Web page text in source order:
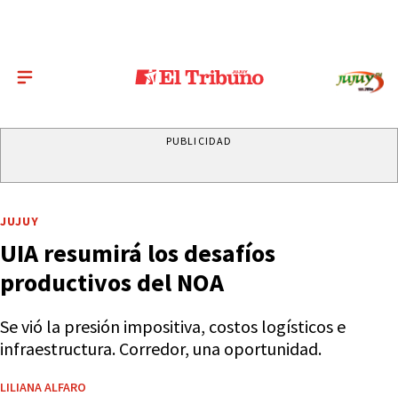
PUBLICIDAD
JUJUY
UIA resumirá los desafíos
productivos del NOA
Se vió la presión impositiva, costos logísticos e
infraestructura. Corredor, una oportunidad.
LILIANA ALFARO